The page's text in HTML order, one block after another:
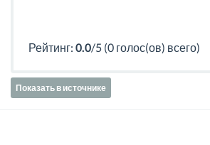
Рейтинг: 0.0/5 (0 голос(ов) всего)
Показать в источнике